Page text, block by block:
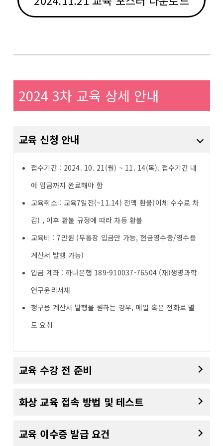
2024 3차 교육 상세 안내
교육 신청 안내
접수기간 : 2024. 10. 21(월) ~ 11. 14(목). 접수기간 내
에 입금까지 완료해야 함
교육취소 : 교육7일전(~11.14) 전액 환불(이체 수수료 차
감) , 이후 환불 규정에 따라 차등 환불
교육비 : 7만원 (무통장 입금만 가능, 현금영수증/영수용
계산서 발행 가능)
입금 계좌 : 하나은행 189-910037-76504 (재)생명과학
연구윤리서재
청구용 계산서 발행을 원하는 경우, 메일 혹은 전화로 별
도 요청
교육 수강 전 준비
화상 교육 접속 방법 및 테스트
교육 이수증 발급 요건